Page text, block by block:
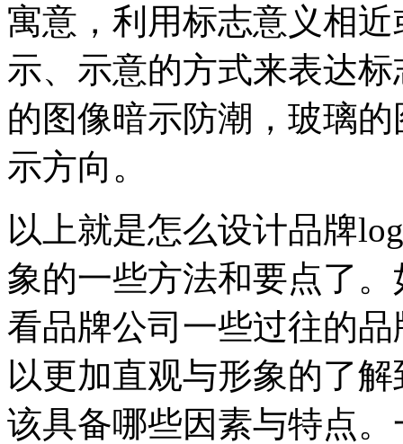
寓意，利用标志意义相
示、示意的方式来表达
的图像暗示防潮，玻璃
示方向。
以上就是怎么设计品牌
象的一些方法和要点了
看品牌公司一些过往的
以更加直观与形象的了
该具备哪些因素与特点